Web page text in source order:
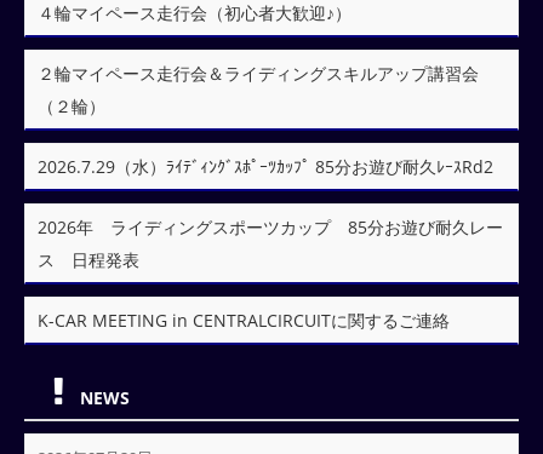
４輪マイペース走行会（初心者大歓迎♪）
２輪マイペース走行会＆ライディングスキルアップ講習会
（２輪）
2026.7.29（水）ﾗｲﾃﾞｨﾝｸﾞｽﾎﾟｰﾂｶｯﾌﾟ 85分お遊び耐久ﾚｰｽRd2
2026年 ライディングスポーツカップ 85分お遊び耐久レー
ス 日程発表
K-CAR MEETING in CENTRALCIRCUITに関するご連絡
NEWS